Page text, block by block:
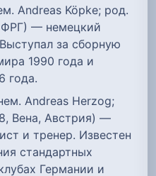
Andreas Köpke; род.
ФРГ) — немецкий
за сборную
1990 года и
года.
Andreas Herzog;
Вена, Австрия) —
и тренер. Известен
стандартных
Германии и